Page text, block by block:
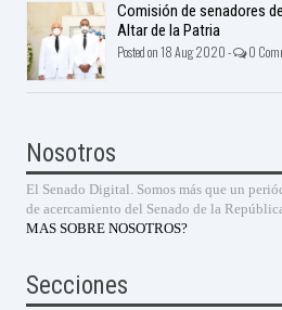
Comisión de senadores
Altar de la Patria
Posted on 18 Aug 2020 - 0
Nosotros
El Senado Digital. Somos más que un
de acercamiento del Senado de la
MAS SOBRE NOSOTROS?
Secciones